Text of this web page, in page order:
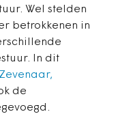
Wel stelden
betrokkenen in
In dit
de